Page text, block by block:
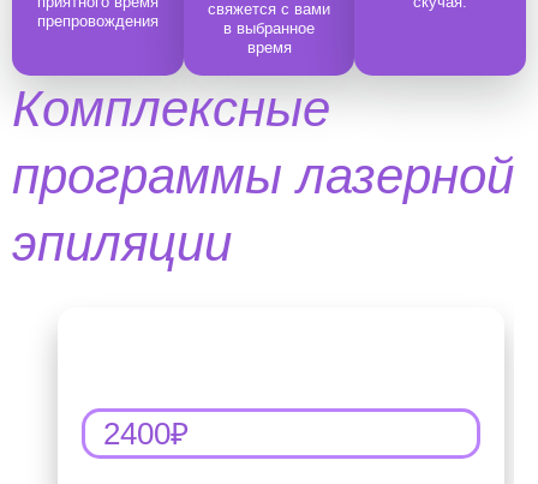
препровождения
свяжется с вами
в выбранное
время
Комплексные
программы лазерной
эпиляции
2400₽